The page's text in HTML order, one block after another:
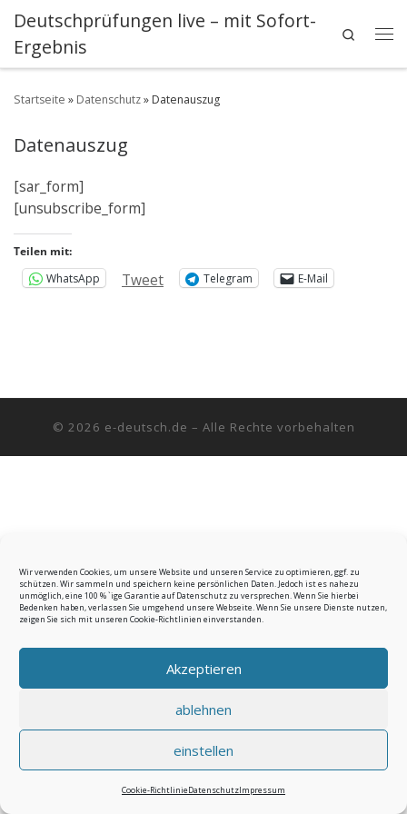
Wir verwenden Cookies, um unsere Website und unseren Service zu optimieren, ggf. zu
schützen. Wir sammeln und speichern keine persönlichen Daten. Jedoch ist es nahezu
unmöglich, eine 100 % `ige Garantie auf Datenschutz zu versprechen. Wenn Sie hierbei
Bedenken haben, verlassen Sie umgehend unsere Webseite. Wenn Sie unsere Dienste nutzen,
zeigen Sie sich mit unseren Cookie-Richtlinien einverstanden.
Akzeptieren
ablehnen
einstellen
Cookie-RichtlinieDatenschutzImpressum
Zum Inhalt springen
Deutschprüfungen live – mit Sofort-
Ergebnis
Search
Startseite » Datenschutz» Datenauszug
Datenauszug
[sar_form]
[unsubscribe_form]
Teilen mit:
WhatsApp
Tweet Telegram E-Mail
© 2026 e-deutsch.de – Alle Rechte vorbehalten